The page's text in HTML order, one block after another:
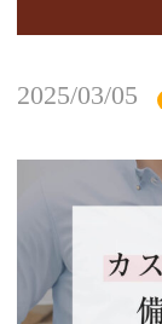
2025/03/05